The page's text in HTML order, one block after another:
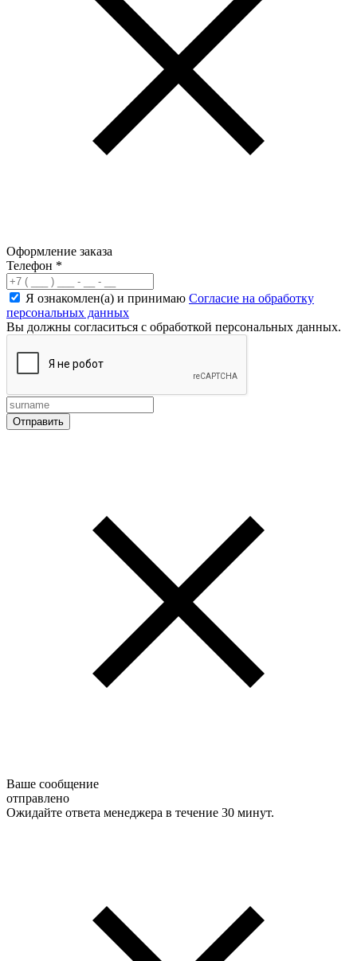
Оформление заказа
Телефон *
Я ознакомлен(а) и принимаю Согласие на обработку
персональных данных
Вы должны согласиться с обработкой персональных данных.
Ваше сообщение
отправлено
Ожидайте ответа менеджера в течение 30 минут.